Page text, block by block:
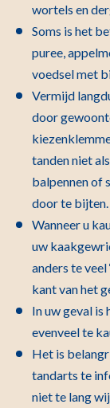
wortels en
Soms is het
puree,
voedsel met
Vermijd
door
tanden niet
balpennen of
door te bijten.
Wanneer u
uw
anders te veel
kant van het
In uw geval is
evenveel te
Het is
tandarts te
niet te lang